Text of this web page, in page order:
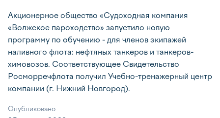
Акционерное общество «Судоходная компания
«Волжское пароходство» запустило новую
программу по обучению - для членов экипажей
наливного флота: нефтяных танкеров и танкеров-
химовозов. Соответствующее Свидетельство
Росморречфлота получил Учебно-тренажерный центр
компании (г. Нижний Новгород).
Опубликовано